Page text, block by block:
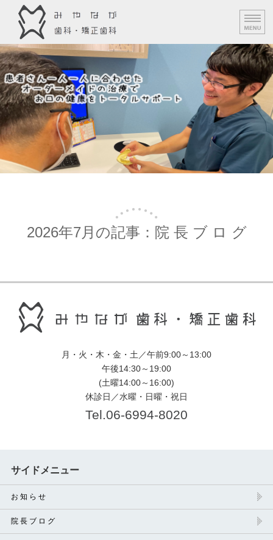
みやなが歯科・矯正歯科｜守口
みや
ホーム
診 療 案 内
料 金 表
スタッフ 紹 介
ア ク セ ス
2026年7月の記事：院 長 ブ ロ グ
月・火・木・金・土／午前9:00～13:00
午後14:30～19:00
(土曜14:00～16:00)
休診日／水曜・日曜・祝日
Tel.06-6994-8020
サイドメニュー
お 知 ら せ
院 長 ブ ロ グ